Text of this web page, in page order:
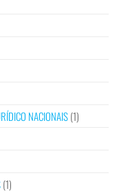
NACIONAIS(1)
(1)